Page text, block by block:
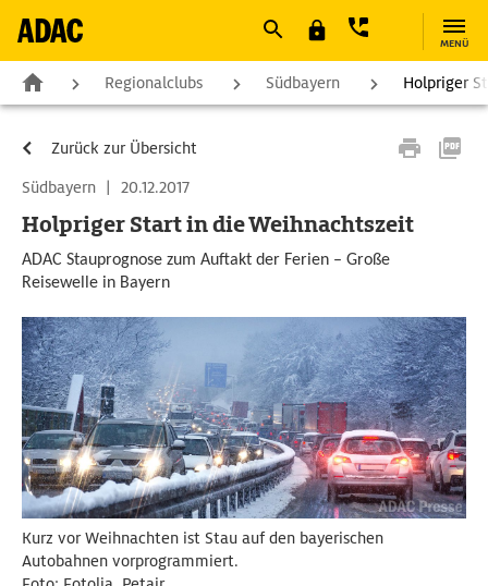
MENÜ
Regionalclubs Südbayern Holpriger
Zurück zur Übersicht
Südbayern | 20.12.2017
Holpriger Start in die Weihnachtszeit
ADAC Stauprognose zum Auftakt der Ferien – Große
Reisewelle in Bayern
Kurz vor Weihnachten ist Stau auf den bayerischen
Autobahnen vorprogrammiert.